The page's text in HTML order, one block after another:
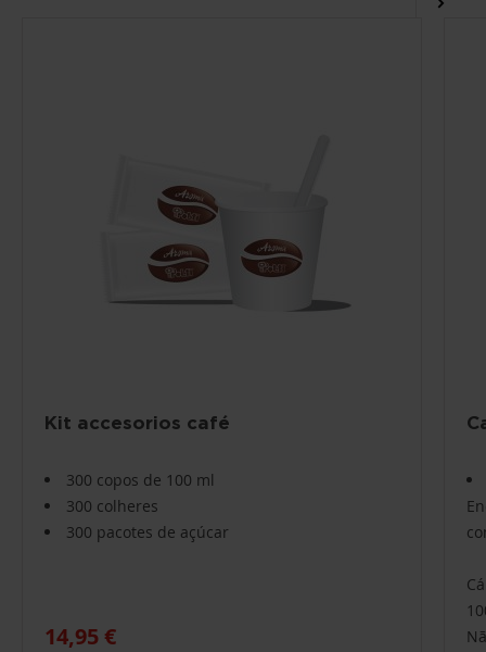
Kit accesorios café
300 copos de 100 ml
300 colheres
300 pacotes de açúcar
14,95 €